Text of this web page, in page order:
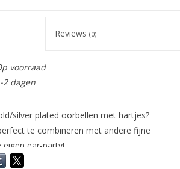
Reviews (0)
voorraad
2 dagen
silver plated oorbellen met hartjes?
te combineren met andere fijne
ear-party!
nikkel vrij.